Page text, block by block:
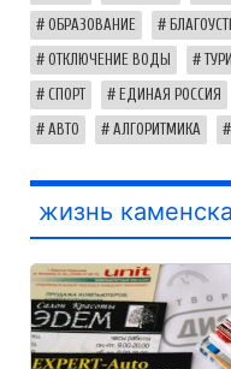
ОБРАЗОВАНИЕ
ОТКЛЮЧЕНИЕ ВОДЫ
СПОРТ ЕДИНАЯ РОССИЯ
АВТО АЛГОРИТМИКА
жизнь